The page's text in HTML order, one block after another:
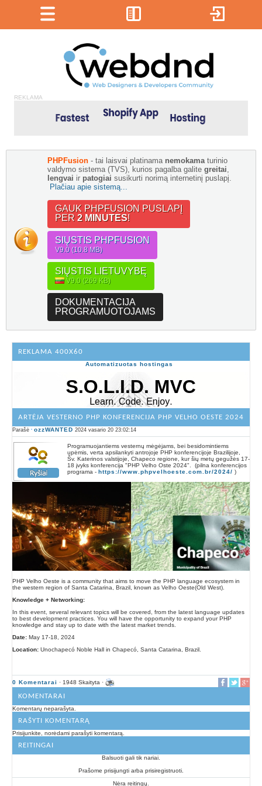
REKLAMA
PHPFusion - tai laisvai platinama nemokama turinio
valdymo sistema (TVS), kurios pagalba galite greitai
lengvai ir patogiai susikurti norimą internetinį puslapį.
Plačiau apie sistemą...
GAUK PHPFUSION PUSLAPĮ
PER 2 MINUTES!
SIŲSTIS PHPFUSION
V9.0 (10.8 MB)
SIŲSTIS LIETUVYBĘ
V9.0 (269 KB)
DOKUMENTACIJA
PROGRAMUOTOJAMS
REKLAMA 400X60
Automatizuotas hostingas
ARTĖJA VESTERNO PHP KONFERENCIJA PHP VELHO OESTE 2024
Parašė ozzWANTED 2024 vasario 20 23:02:14
Programuojantiems vesternų mėgėjams, bei besidomintiems
upėmis, verta apsilankyti antrojoje PHP konferencijoje Brazilijoje,
Šv. Katerinos valstijoje, Chapeco regione, kur šių metų gegužės 17-
18 įvyks konferencija "PHP Velho Oste 2024". (pilna konferencijos
programa - https://www.phpvelhoeste.com.br/2024/ )
PHP Velho Oeste is a community that aims to move the PHP language ecosystem in
the western region of Santa Catarina, Brazil, known as Velho Oeste(Old West).
Knowledge + Networking:
In this event, several relevant topics will be covered, from the latest language updates
to best development practices. You will have the opportunity to expand your PHP
knowledge and stay up to date with the latest market trends.
Date:May 17-18, 2024
Location:Unochapecó Noble Hall in Chapecó, Santa Catarina, Brazil.
0 Komentarai · 1948 Skaityta ·
KOMENTARAI
Komentarų neparašyta.
RAŠYTI KOMENTARĄ
Prisijunkite, norėdami parašyti komentarą.
REITINGAI
Balsuoti gali tik nariai.
Prašome prisijungti arba prisiregistruoti.
Nėra reitingų.